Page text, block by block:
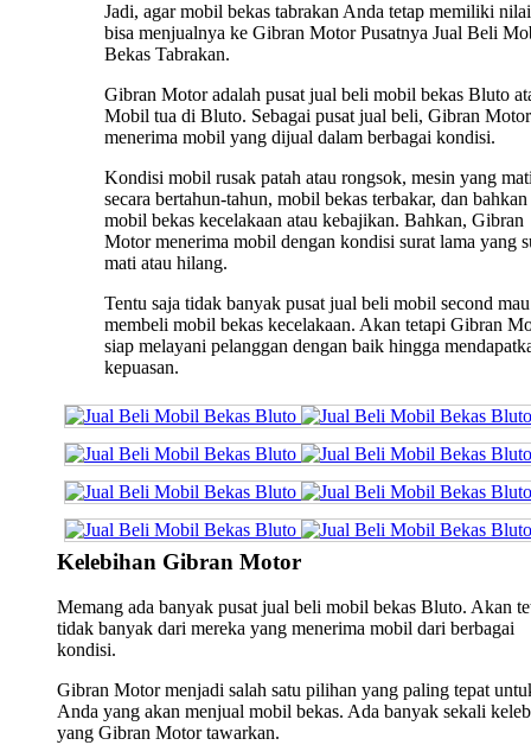
Jadi, agar mobil bekas tabrakan Anda tetap memiliki
bisa menjualnya ke Gibran Motor Pusatnya Jual Beli
Bekas Tabrakan.
Gibran Motor adalah pusat jual beli mobil bekas Bluto
Mobil tua di Bluto. Sebagai pusat jual beli, Gibran Motor
menerima mobil yang dijual dalam berbagai kondisi.
Kondisi mobil rusak patah atau rongsok, mesin yang
secara bertahun-tahun, mobil bekas terbakar, dan bahkan
mobil bekas kecelakaan atau kebajikan. Bahkan, Gibran
Motor menerima mobil dengan kondisi surat lama yang
mati atau hilang.
Tentu saja tidak banyak pusat jual beli mobil second mau
membeli mobil bekas kecelakaan. Akan tetapi Gibran
siap melayani pelanggan dengan baik hingga
kepuasan.
Kelebihan Gibran Motor
Memang ada banyak pusat jual beli mobil bekas Bluto. Akan
tidak banyak dari mereka yang menerima mobil dari berbagai
kondisi.
Gibran Motor menjadi salah satu pilihan yang paling tepat
Anda yang akan menjual mobil bekas. Ada banyak sekali
yang Gibran Motor tawarkan.